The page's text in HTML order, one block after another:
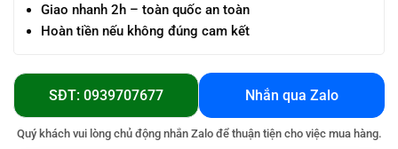
Giao nhanh 2h – toàn quốc an toàn
Hoàn tiền nếu không đúng cam kết
SĐT: 0939707677 Nhắn qua Zalo
Quý khách vui lòng chủ động nhắn Zalo để thuận tiện cho việc mua hàng.